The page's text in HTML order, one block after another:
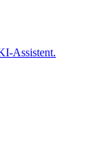
Assistent.